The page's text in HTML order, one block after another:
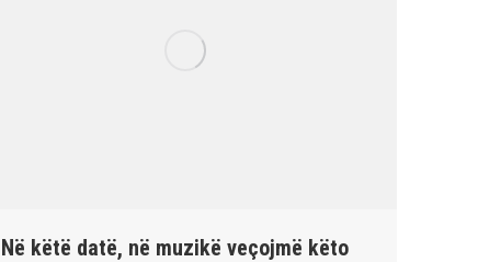
Në këtë datë, në muzikë veçojmë këto